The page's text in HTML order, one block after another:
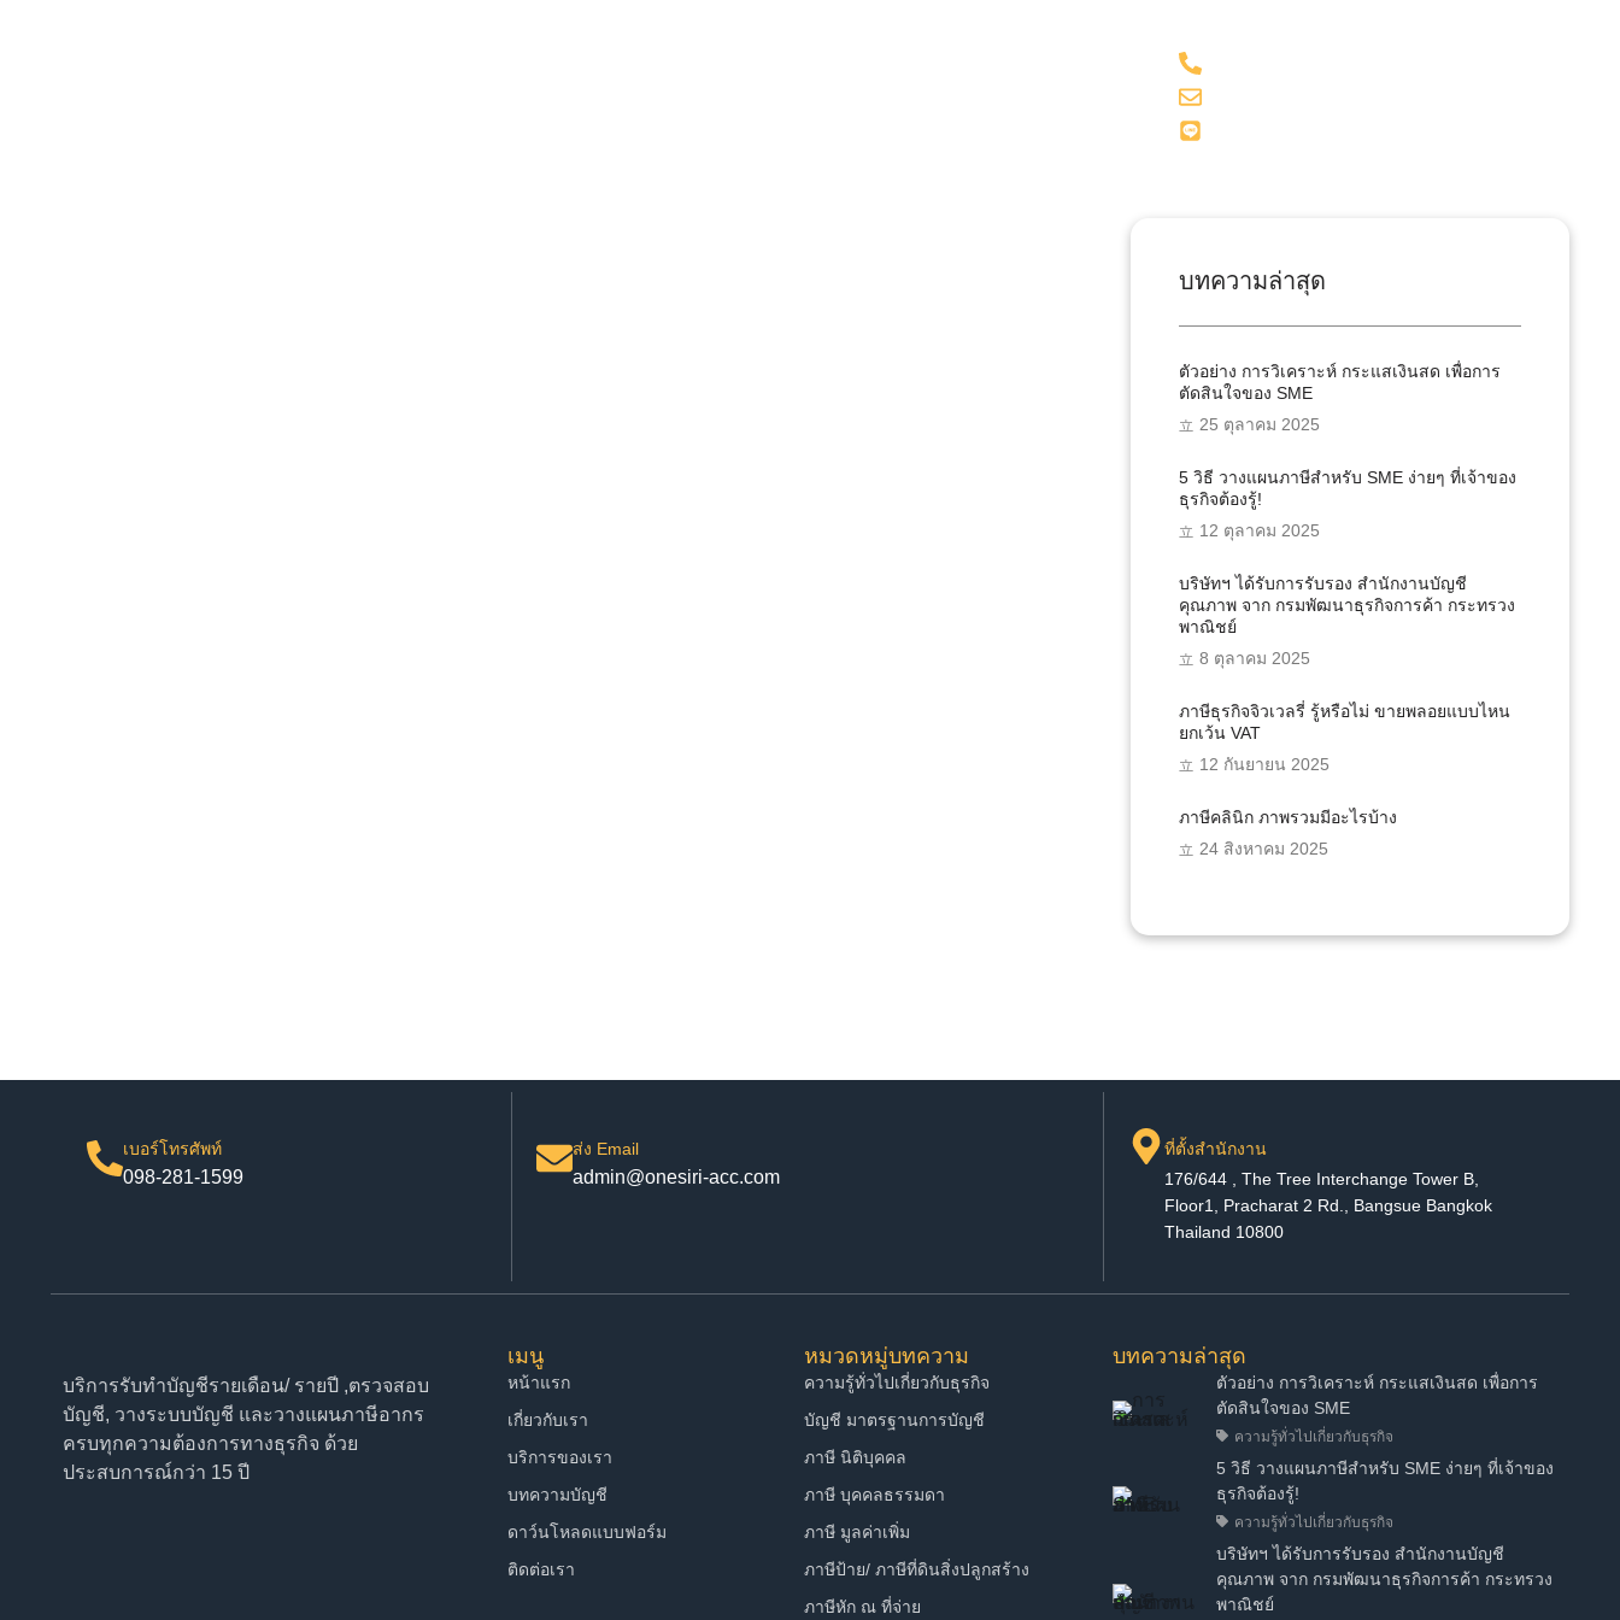
บทความล่าสุด
ตัวอย่าง การวิเคราะห์ กระแสเงินสด เพื่อการ
ตัดสินใจของ SME
25 ตุลาคม 2025
5 วิธี วางแผนภาษีสำหรับ SME ง่ายๆ ที่เจ้าของ
ธุรกิจต้องรู้!
12 ตุลาคม 2025
บริษัทฯ ได้รับการรับรอง สำนักงานบัญชี
คุณภาพ จาก กรมพัฒนาธุรกิจการค้า กระทรวง
พาณิชย์
8 ตุลาคม 2025
ภาษีธุรกิจจิวเวลรี่ รู้หรือไม่ ขายพลอยแบบไหน
ยกเว้น VAT
12 กันยายน 2025
ภาษีคลินิก ภาพรวมมีอะไรบ้าง
24 สิงหาคม 2025
เบอร์โทรศัพท์
098-281-1599
ส่ง Email
admin@onesiri-acc.com
ที่ตั้งสำนักงาน
176/644 , The Tree Interchange Tower B,
Floor1, Pracharat 2 Rd., Bangsue Bangkok
Thailand 10800
บริการรับทำบัญชีรายเดือน/ รายปี ,ตรวจสอบ
บัญชี, วางระบบบัญชี และวางแผนภาษีอากร
ครบทุกความต้องการทางธุรกิจ ด้วย
ประสบการณ์กว่า 15 ปี
เมนู
หน้าแรก
เกี่ยวกับเรา
บริการของเรา
บทความบัญชี
ดาว์นโหลดแบบฟอร์ม
ติดต่อเรา
หมวดหมู่บทความ
ความรู้ทั่วไปเกี่ยวกับธุรกิจ
บัญชี มาตรฐานการบัญชี
ภาษี นิติบุคคล
ภาษี บุคคลธรรมดา
ภาษี มูลค่าเพิ่ม
ภาษีป้าย/ ภาษีที่ดินสิ่งปลูกสร้าง
ภาษีหัก ณ ที่จ่าย
บทความล่าสุด
ตัวอย่าง การวิเคราะห์ กระแสเงินสด เพื่อการ
ตัดสินใจของ SME
ความรู้ทั่วไปเกี่ยวกับธุรกิจ
5 วิธี วางแผนภาษีสำหรับ SME ง่ายๆ ที่เจ้าของ
ธุรกิจต้องรู้!
ความรู้ทั่วไปเกี่ยวกับธุรกิจ
บริษัทฯ ได้รับการรับรอง สำนักงานบัญชี
คุณภาพ จาก กรมพัฒนาธุรกิจการค้า กระทรวง
พาณิชย์